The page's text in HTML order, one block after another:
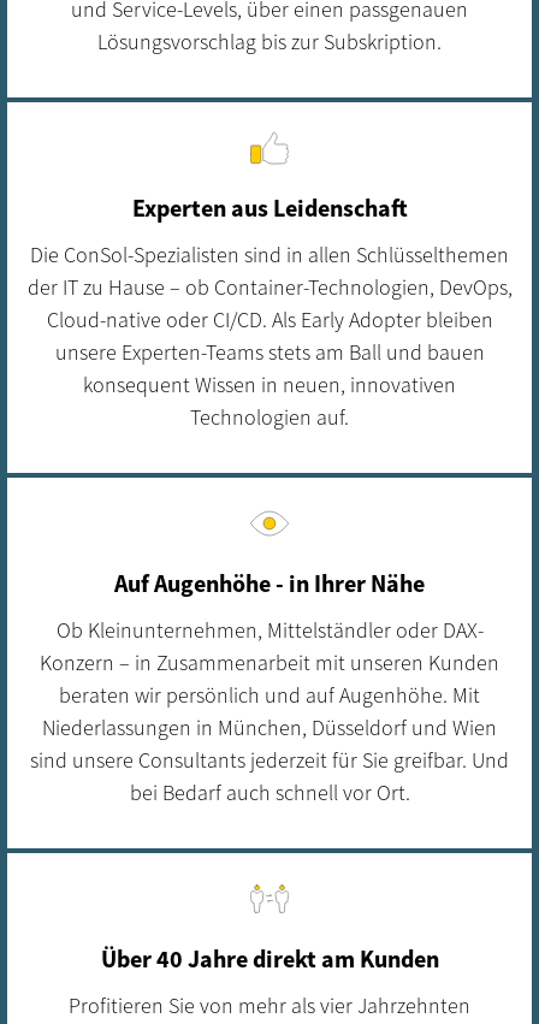
und Service-Levels, über einen passgenauen
Lösungsvorschlag bis zur Subskription.
Experten aus Leidenschaft
Die ConSol-Spezialisten sind in allen Schlüsselthemen
der IT zu Hause – ob Container-Technologien, DevOps,
Cloud-native oder CI/CD. Als Early Adopter bleiben
unsere Experten-Teams stets am Ball und bauen
konsequent Wissen in neuen, innovativen
Technologien auf.
Auf Augenhöhe - in Ihrer Nähe
Ob Kleinunternehmen, Mittelständler oder DAX-
Konzern – in Zusammenarbeit mit unseren Kunden
beraten wir persönlich und auf Augenhöhe. Mit
Niederlassungen in München, Düsseldorf und Wien
sind unsere Consultants jederzeit für Sie greifbar. Und
bei Bedarf auch schnell vor Ort.
Über 40 Jahre direkt am Kunden
Profitieren Sie von mehr als vier Jahrzehnten